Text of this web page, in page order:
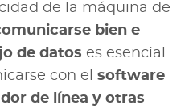
de la máquina de
bien e
de datos es esencial.
con el software
de línea y otras